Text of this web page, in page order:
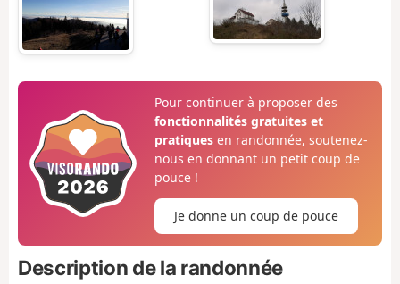
Pour continuer à proposer des
fonctionnalités gratuites et
pratiquesen randonnée, soutenez-
nous en donnant un petit coup de
pouce !
Je donne un coup de pouce
Description de la randonnée